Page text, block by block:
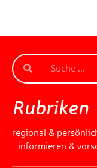
Rubriken
regional &
informieren &